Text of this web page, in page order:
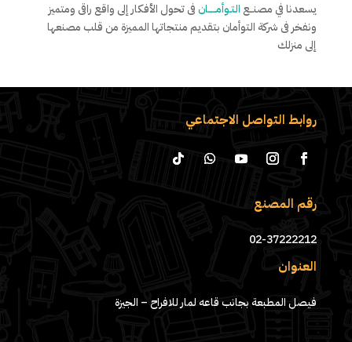
يسعدنا في مصنــع التـوأمـــــانفى تحول الأفكار إلى واقع راقى ومتميز
ونفخر فى شركة التوأمان بتقديم منتجاتها المميزة من قلب مصنعها
إلى منزلك
روابط التواصل الاجتماعي
رقم المصنع
02-37222212
العنوان
فيصل المطبعة بجانب قاعه لمار للافراح – الجيزة